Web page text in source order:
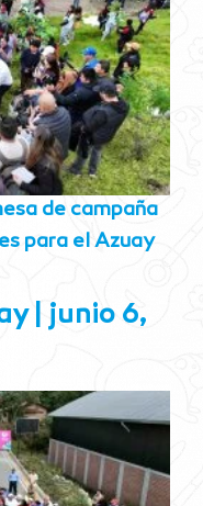
de campaña
para el Azuay
junio 6,